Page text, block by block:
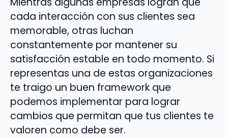
cada interacción con sus clientes sea
memorable, otras luchan
constantemente por mantener su
satisfacción estable en todo momento. Si
representas una de estas organizaciones
te traigo un buen framework que
podemos implementar para lograr
cambios que permitan que tus clientes te
valoren como debe ser.